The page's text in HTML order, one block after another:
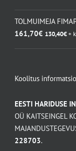
TOLMUIMEJA
161,70€ 130,40€+
Koolitus
EESTI HARIDUSE
OÜ KAITSEINGEL
228703.